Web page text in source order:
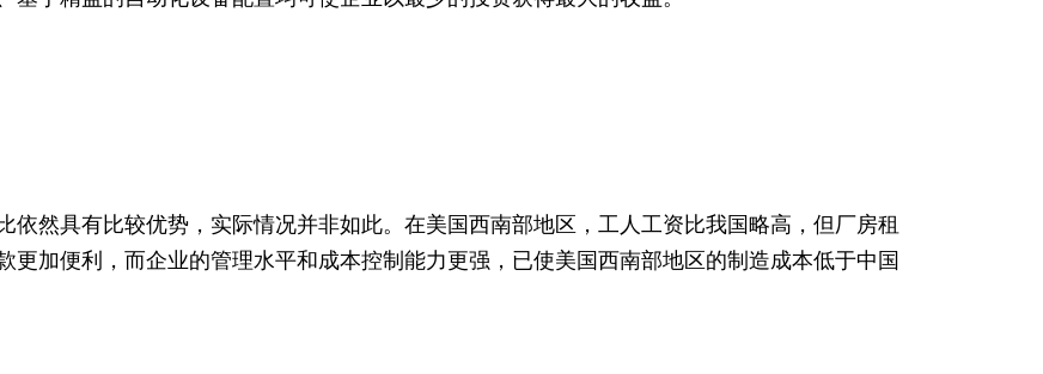
依然具有比较优势，实际情况并非如此。在美国西南部地区，工人工资比我国略高，但厂房租
更加便利，而企业的管理水平和成本控制能力更强，已使美国西南部地区的制造成本低于中国